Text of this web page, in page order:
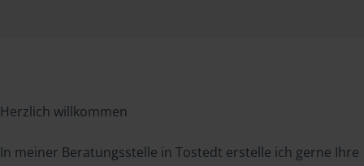
Herzlich willkommen
In meiner Beratungsstelle in Tostedt erstelle ich gerne Ihre